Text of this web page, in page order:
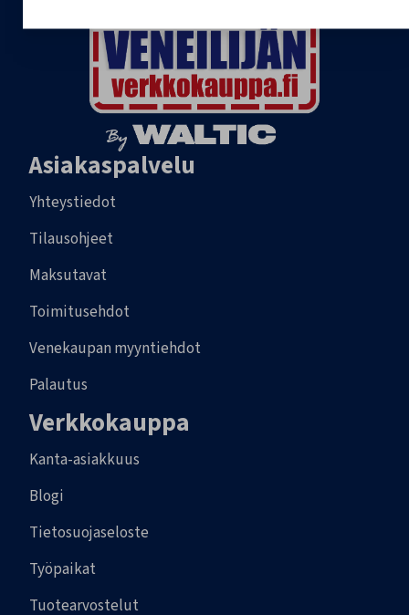
Asiakaspalvelu
Yhteystiedot
Tilausohjeet
Maksutavat
Toimitusehdot
Venekaupan myyntiehdot
Palautus
Verkkokauppa
Kanta-asiakkuus
Blogi
Tietosuojaseloste
Työpaikat
Tuotearvostelut